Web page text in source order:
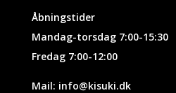
Åbningstider
Mandag-torsdag 7:00-15:30
Fredag 7:00-12:00
Mail: info@kisuki.dk